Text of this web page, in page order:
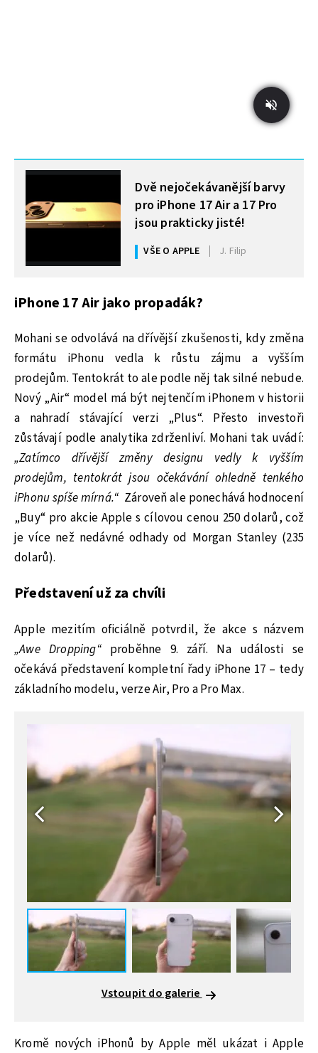
MOHLO BY VÁS ZAJÍMAT
Dvě nejočekávanější barvy
pro iPhone 17 Air a 17 Pro
jsou prakticky jisté!
VŠE O APPLE J. Filip
iPhone 17 Air jako propadák?
Mohani se odvolává na dřívější zkušenosti, kdy změna
formátu iPhonu vedla k růstu zájmu a vyšším
prodejům. Tentokrát to ale podle něj tak silné nebude.
Nový „Air“ model má být nejtenčím iPhonem v historii
a nahradí stávající verzi „Plus“. Přesto investoři
zůstávají podle analytika zdrženliví. Mohani tak uvádí:
„Zatímco dřívější změny designu vedly k vyšším
prodejům, tentokrát jsou očekávání ohledně tenkého
iPhonu spíše mírná.“ Zároveň ale ponechává hodnocení
„Buy“ pro akcie Apple s cílovou cenou 250 dolarů, což
je více než nedávné odhady od Morgan Stanley (235
dolarů).
Představení už za chvíli
Apple mezitím oficiálně potvrdil, že akce s názvem
„Awe Dropping“proběhne 9. září. Na události se
očekává představení kompletní řady iPhone 17 – tedy
základního modelu, verze Air, Pro a Pro Max.
Vstoupit do galerie
Kromě nových iPhonů by Apple měl ukázat i Apple